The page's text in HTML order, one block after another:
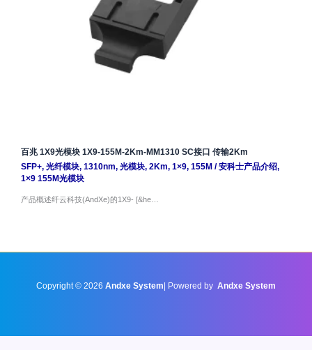
百兆 1X9光模块 1X9-155M-2Km-MM1310 SC接口 传输2Km
SFP+, 光纤模块, 1310nm, 光模块, 2Km, 1×9, 155M /安科士产品介绍,
1×9 155M光模块
产品概述纤云科技(AndXe)的1X9- [&he…
Copyright © 2026 Andxe System | Powered by Andxe System